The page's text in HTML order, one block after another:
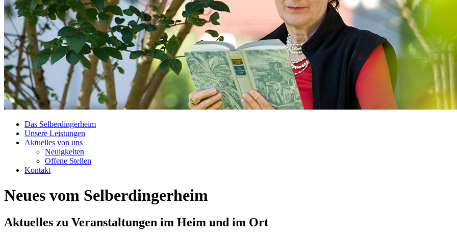
Das Selberdingerheim
Unsere Leistungen
Aktuelles von uns
Neuigkeiten
Offene Stellen
Kontakt
Neues vom Selberdingerheim
Aktuelles zu Veranstaltungen im Heim und im Ort